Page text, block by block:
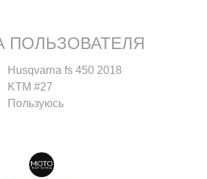
ПОЛЬЗОВАТЕЛЯ
Husqvarna fs 450 2018
KTM #27
Пользуюсь